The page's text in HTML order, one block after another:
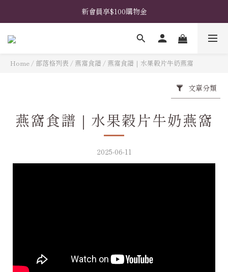
𖧧  指定禮盒免費升級花藝包裝 𖧧  馬上挑選禮盒款式 ➤
新會員享$100購物金
𖧧  指定禮盒免費升級花藝包裝 𖧧  馬上挑選禮盒款式 ➤
Home/ 部落格列表 / 燕窩食譜 / 燕窩食譜｜水果穀片牛奶燕窩
文章分類
燕窩食譜｜水果穀片牛奶燕窩
2025-06-11